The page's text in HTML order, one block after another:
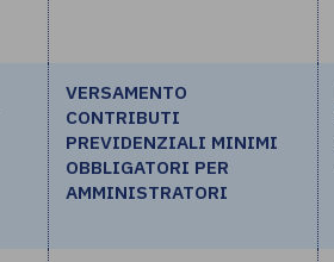
VERSAMENTO
CONTRIBUTI
PREVIDENZIALI MINIMI
OBBLIGATORI PER
AMMINISTRATORI